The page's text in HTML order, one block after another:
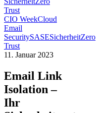
Trust
CIO WeekCloud
Email
SecuritySASESicherheitZero
Trust
11. Januar 2023
Email Link
Isolation –
Ihr